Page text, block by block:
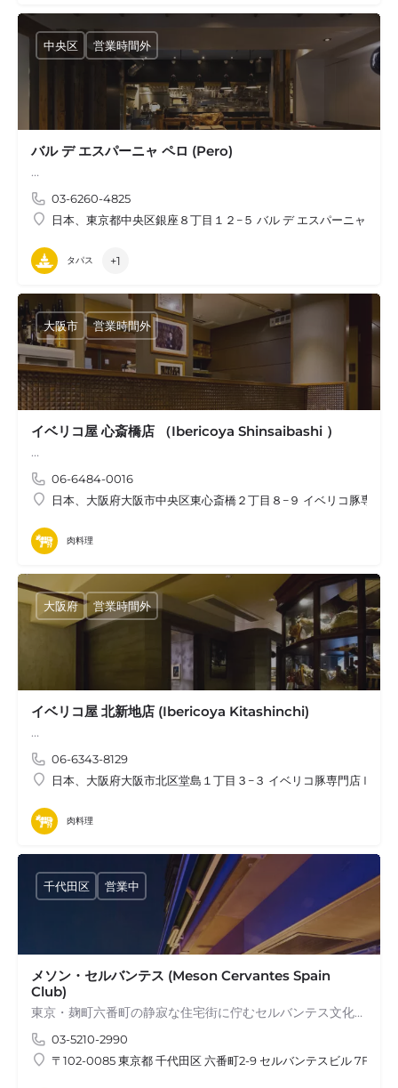
バル デ エスパーニャ ペロ (Pero)
…
03-6260-4825
日本、東京都中央区銀座８丁目１２−５ バル デ エスパーニャ ペロ
中央区 営業時間外
タパス +1
イベリコ屋 心斎橋店 （Ibericoya Shinsaibashi ）
…
06-6484-0016
日本、大阪府大阪市中央区東心斎橋２丁目８−９ イベリコ豚専門
大阪市 営業時間外
肉料理
イベリコ屋 北新地店 (Ibericoya Kitashinchi)
…
06-6343-8129
日本、大阪府大阪市北区堂島１丁目３−３ イベリコ豚専門店
大阪府 営業時間外
肉料理
メソン・セルバンテス (Meson Cervantes Spain
Club)
東京・麹町六番町の静寂な住宅街に佇むセルバンテス文化センター東京は、 スペイン語圏文化普及のため、 スペイン政府により設立された文化施設です。 文化イベント講演会、演奏会、映画などを随時開催し、…
03-5210-2990
〒102-0085 東京都 千代田区 六番町2-9 セルバンテスビル 7F
千代田区 営業中